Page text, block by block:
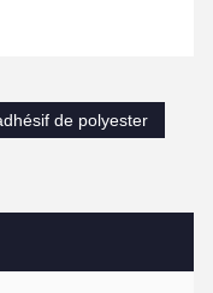
de polyester